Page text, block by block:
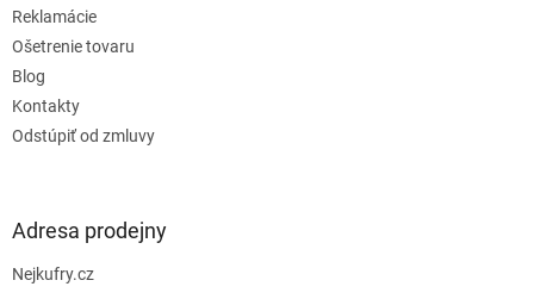
Reklamácie
Ošetrenie tovaru
Blog
Kontakty
Odstúpiť od zmluvy
Adresa prodejny
Nejkufry.cz